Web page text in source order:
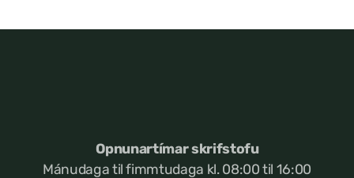
Opnunartímar skrifstofu
Mánudaga til fimmtudaga kl. 08:00 til 16:00